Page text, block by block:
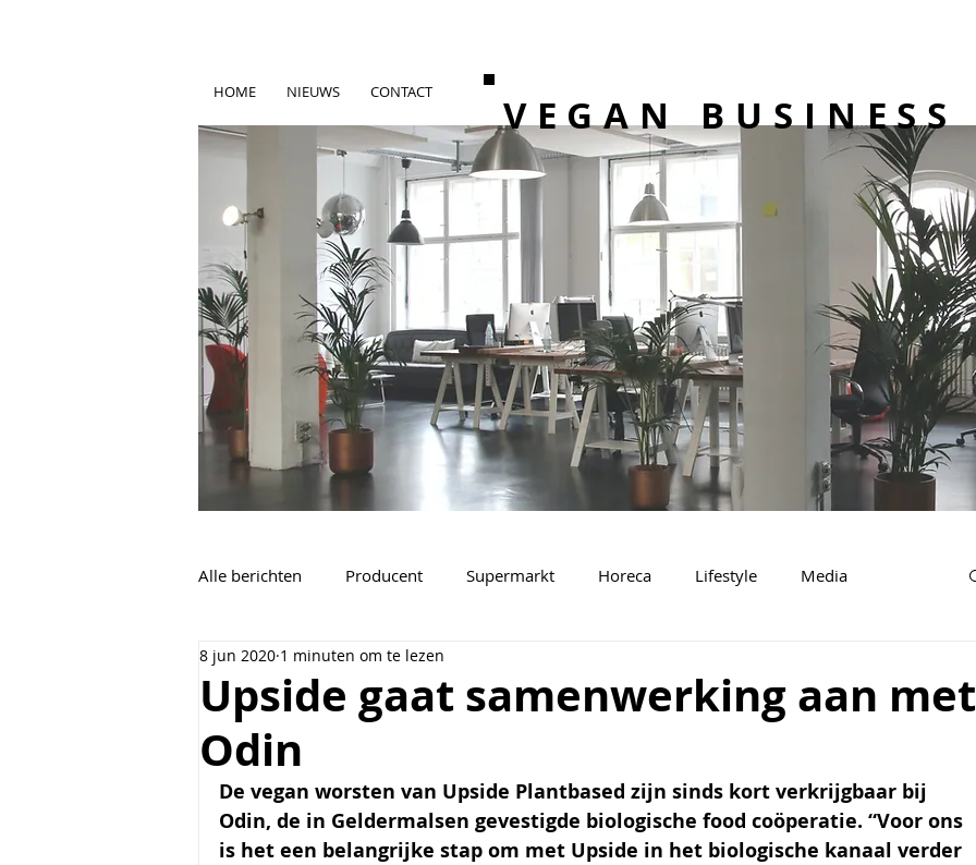
HOME NIEUWS CONTACT VEGAN BUSINESS
Alle berichten Producent Supermarkt Horeca Lifestyle Media
Vacatures Algemeen
Upside gaat samenwerking aan met
Odin
8 jun 2020 1 minuten om te lezen
De vegan worsten van Upside Plantbased zijn sinds kort verkrijgbaar bij
Odin, de in Geldermalsen gevestigde biologische food coöperatie. “Voor ons
is het een belangrijke stap om met Upside in het biologische kanaal verder